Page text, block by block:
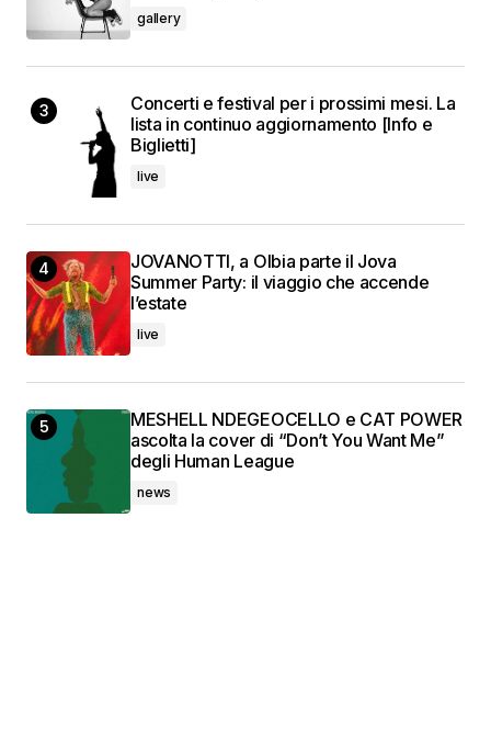
gallery
Concerti e festival per i prossimi mesi. La
lista in continuo aggiornamento [Info e
Biglietti]
live
JOVANOTTI, a Olbia parte il Jova
Summer Party: il viaggio che accende
l’estate
live
MESHELL NDEGEOCELLO e CAT POWER
ascolta la cover di “Don’t You Want Me”
degli Human League
news